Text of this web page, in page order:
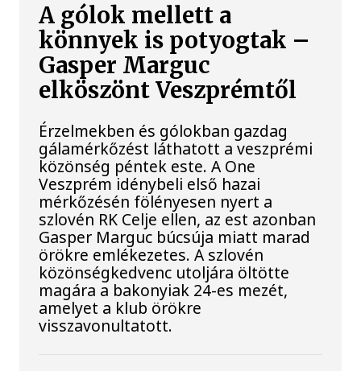
A gólok mellett a
könnyek is potyogtak –
Gasper Marguc
elköszönt Veszprémtől
Érzelmekben és gólokban gazdag
gálamérkőzést láthatott a veszprémi
közönség péntek este. A One
Veszprém idénybeli első hazai
mérkőzésén fölényesen nyert a
szlovén RK Celje ellen, az est azonban
Gasper Marguc búcsúja miatt marad
örökre emlékezetes. A szlovén
közönségkedvenc utoljára öltötte
magára a bakonyiak 24-es mezét,
amelyet a klub örökre
visszavonultatott.